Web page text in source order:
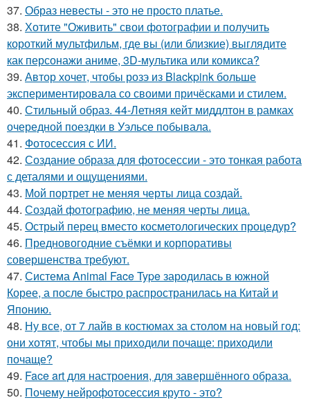
37. Образ невесты - это не просто платье.
38. Хотите "Оживить" свои фотографии и получить
короткий мультфильм, где вы (или близкие) выглядите
как персонажи аниме, 3D-мультика или комикса?
39. Автор хочет, чтобы розэ из Blackpink больше
экспериментировала со своими причёсками и стилем.
40. Стильный образ. 44-Летняя кейт миддлтон в рамках
очередной поездки в Уэльсе побывала.
41. Фотосессия с ИИ.
42. Создание образа для фотосессии - это тонкая работа
с деталями и ощущениями.
43. Мой портрет не меняя черты лица создай.
44. Создай фотографию, не меняя черты лица.
45. Острый перец вместо косметологических процедур?
46. Предновогодние съёмки и корпоративы
совершенства требуют.
47. Система Animal Face Type зародилась в южной
Корее, а после быстро распространилась на Китай и
Японию.
48. Ну все, от 7 лайв в костюмах за столом на новый год:
они хотят, чтобы мы приходили почаще: приходили
почаще?
49. Face art для настроения, для завершённого образа.
50. Почему нейрофотосессия круто - это?